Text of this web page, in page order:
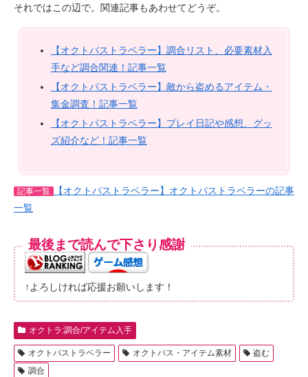
それではこの辺で。関連記事もあわせてどうぞ。
【オクトパストラベラー】調合リスト、必要素材入
手など調合関連！記事一覧
【オクトパストラベラー】敵から盗めるアイテム・
集金調査！記事一覧
【オクトパストラベラー】プレイ日記や感想、グッ
ズ紹介など！記事一覧
記事一覧
【オクトパストラベラー】オクトパストラベラーの記事
一覧
最後まで読んで下さり感謝
↑よろしければ応援お願いします！
オクトラ:調合/アイテム入手
オクトパストラベラー オクトパス・アイテム素材
盗む
調合